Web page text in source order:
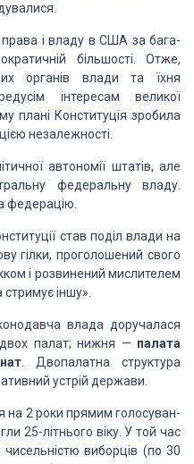
права і владу в США за бага­
більшості. Отже,
органів влади та їхня
інтересам великої
плані Конституція зробила
незалежності.
автономії штатів, але
федеральну владу.
федерацію.
став поділ влади на
гілки, проголошений свого
і розвинений мислителем
іншу».
влада доручалася
палат; нижня — палата
. Двопалатна структура
устрій держави.
на 2 роки прямим голосуван­
25-літнього віку. У той час
виборців (по 30